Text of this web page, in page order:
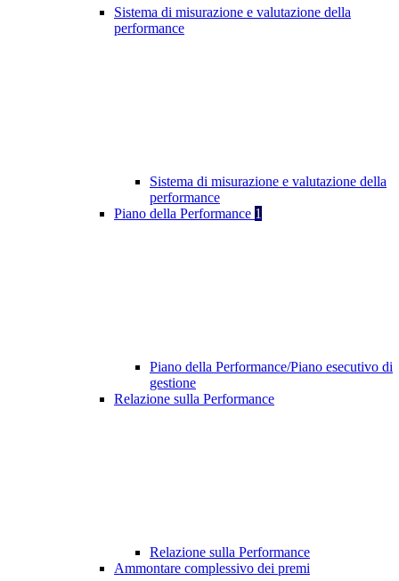
Sistema di misurazione e valutazione della
performance
Sistema di misurazione e valutazione della
performance
Piano della Performance 1
Piano della Performance/Piano esecutivo di
gestione
Relazione sulla Performance
Relazione sulla Performance
Ammontare complessivo dei premi